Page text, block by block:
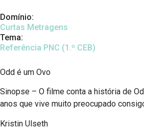
Domínio:
Curtas Metragens
Tema:
Referência PNC (1.º CEB)
Odd é um Ovo
Sinopse – O filme conta a história de
anos que vive muito preocupado
Kristin Ulseth